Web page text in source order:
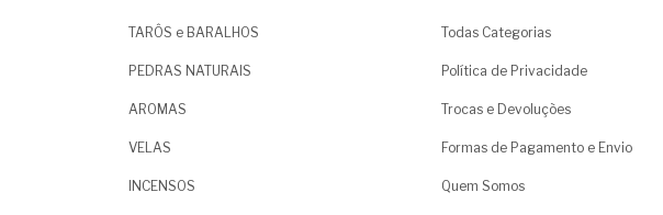
TARÔS e BARALHOS
PEDRAS NATURAIS
AROMAS
VELAS
INCENSOS
Todas Categorias
Política de Privacidade
Trocas e Devoluções
Formas de Pagamento e Envio
Quem Somos